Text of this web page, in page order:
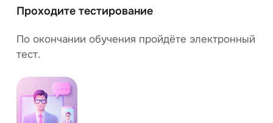
Проходите тестирование
По окончании обучения пройдёте электронный
тест.